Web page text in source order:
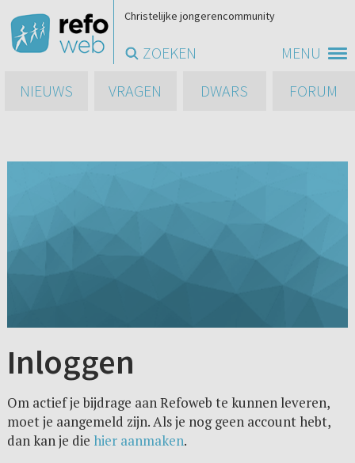
MENU
Christelijke jongerencommunity
ZOEKEN
NIEUWS
VRAGEN DWARS FORUM
Inloggen
Om actief je bijdrage aan Refoweb te kunnen leveren,
moet je aangemeld zijn. Als je nog geen account hebt,
dan kan je die hier aanmaken.